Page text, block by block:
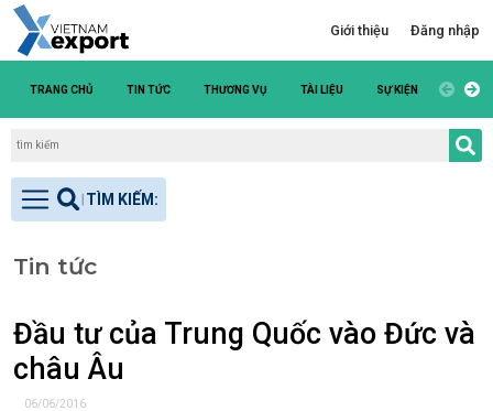
Giới thiệu Đăng nhập
TRANG CHỦ TIN TỨC THƯƠNG VỤ TÀI LIỆU SỰ KIỆN DANH
Tin tức
Đầu tư của Trung Quốc vào Đức và
châu Âu
06/06/2016